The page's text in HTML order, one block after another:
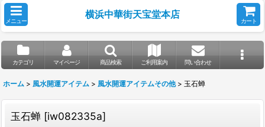
メニュー
横浜中華街天宝堂本店
カート
カテゴリ マイページ 商品検索 ご利用案内 問い合わせ
ホーム > 風水開運アイテム > 風水開運アイテムその他 > 玉石蝉
玉石蝉 [iw082335a]